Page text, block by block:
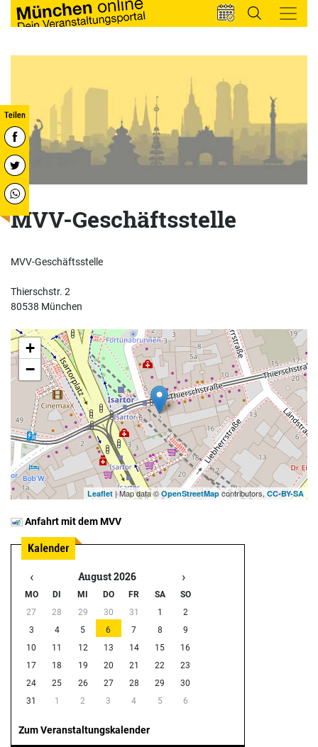
MVV-Geschäftsstelle
MVV-Geschäftsstelle
Thierschstr. 2
80538 München
+
−
Leaflet | Map data © OpenStreetMapcontributors, CC-BY-SA
Anfahrt mit dem MVV
‹ August 2026 ›
MO DI MI DO FR SA
SO
27
28 29 30 31 1
2
3
4 5 6 7 8
9
10
11 12 13 14 15
16
17
18 19 20 21 22
23
24
25 26 27 28 29
30
31
1 2 3 4 5 6
Zum Veranstaltungskalender